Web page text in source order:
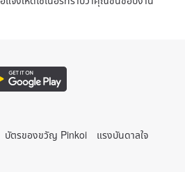
บัตรของขวัญ Pinkoi
แรงบันดาลใจ